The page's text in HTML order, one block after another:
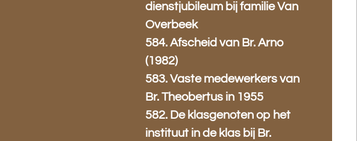
dienstjubileum bij familie Van
Overbeek
584. Afscheid van Br. Arno
(1982)
583. Vaste medewerkers van
Br. Theobertus in 1955
582. De klasgenoten op het
instituut in de klas bij Br.